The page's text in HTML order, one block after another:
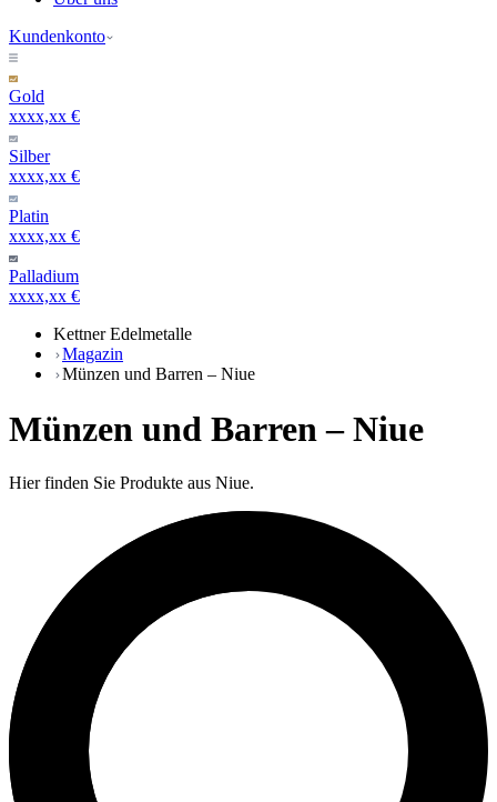
Kundenkonto
Gold
xxxx,xx €
Silber
xxxx,xx €
Platin
xxxx,xx €
Palladium
xxxx,xx €
Kettner Edelmetalle
Magazin
Münzen und Barren – Niue
Münzen und Barren – Niue
Hier finden Sie Produkte aus Niue.